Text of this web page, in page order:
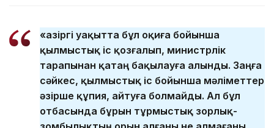
«Қазіргі уақытта бұл оқиға бойынша
қылмыстық іс қозғалып, министрлік
тарапынан қатаң бақылауға алынды. Заңға
сәйкес, қылмыстық іс бойынша мәліметтер
әзірше құпия, айтуға болмайды. Ал бұл
отбасында бұрын тұрмыстық зорлық-